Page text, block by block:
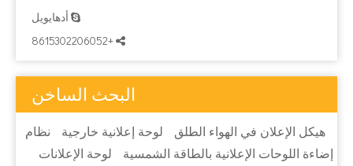
 أدهايويل

+8615302206052
البحث الساخن
هيكل الإعلان في الهواء الطلق لوحة إعلانية خارجية
نظام
إضاءة اللوحات الإعلانية بالطاقة الشمسية
لوحة الإعلانات